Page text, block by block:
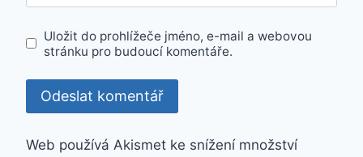
Uložit do prohlížeče jméno, e-mail a webovou
stránku pro budoucí komentáře.
Web používá Akismet ke snížení množství